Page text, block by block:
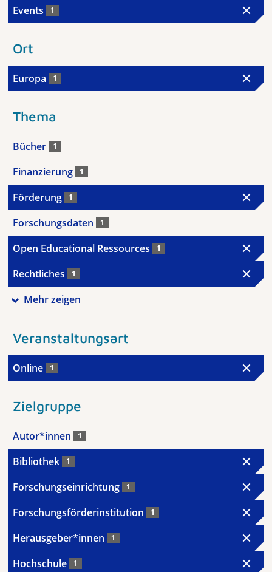
Events 1
Ort
Europa 1
Thema
Bücher 1
Finanzierung 1
Förderung 1
Forschungsdaten 1
Open Educational Ressources 1
Rechtliches 1
Mehr zeigen
Veranstaltungsart
Online 1
Zielgruppe
Autor*innen 1
Bibliothek 1
Forschungseinrichtung 1
Forschungsförderinstitution 1
Herausgeber*innen 1
Hochschule 1